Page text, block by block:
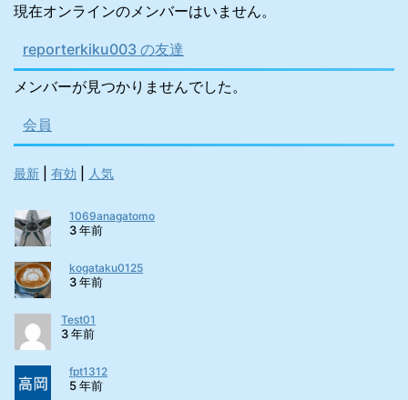
現在オンラインのメンバーはいません。
reporterkiku003 の友達
メンバーが見つかりませんでした。
会員
最新 有効 人気
1069anagatomo
3 年前
kogataku0125
3 年前
Test01
3 年前
fpt1312
5 年前